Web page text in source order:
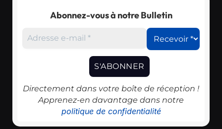
Abonnez-vous à notre Bulletin
Directement dans votre boîte de réception !
Apprenez-en davantage dans notre
politique de confidentialité